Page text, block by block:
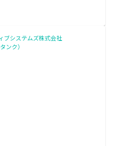
ブシステムズ株式会社
ンク）